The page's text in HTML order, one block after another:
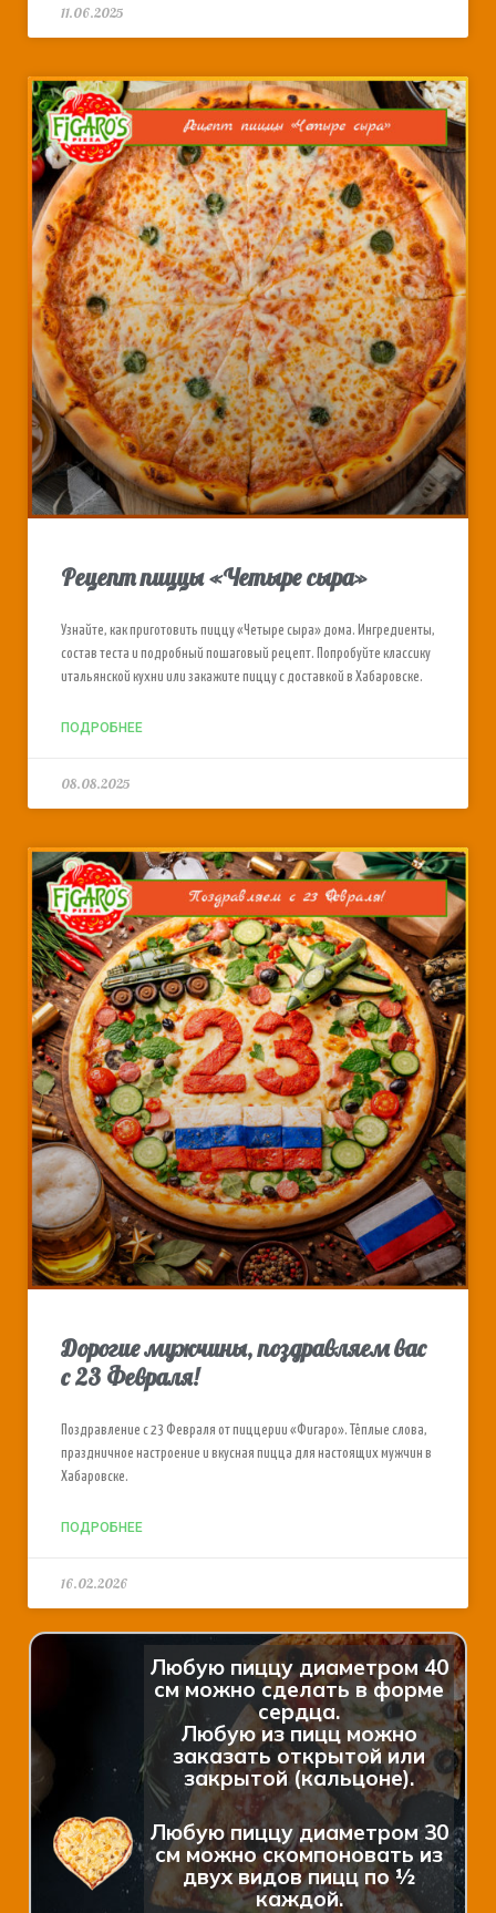
11.06.2025
Рецепт пиццы «Четыре сыра»
Узнайте, как приготовить пиццу «Четыре сыра» дома. Ингредиенты,
состав теста и подробный пошаговый рецепт. Попробуйте классику
итальянской кухни или закажите пиццу с доставкой в Хабаровске.
ПОДРОБНЕЕ
08.08.2025
Дорогие мужчины, поздравляем вас
с 23 Февраля!
Поздравление с 23 Февраля от пиццерии «Фигаро». Тёплые слова,
праздничное настроение и вкусная пицца для настоящих мужчин в
Хабаровске.
ПОДРОБНЕЕ
16.02.2026
Любую пиццу диаметром 40
см можно сделать в форме
сердца.
Любую из пицц можно
заказать открытой или
закрытой (кальцоне).
Любую пиццу диаметром 30
см можно скомпоновать из
двух видов пицц по ½
каждой.